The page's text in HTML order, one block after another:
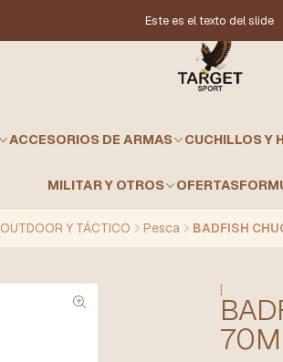
ACCESORIOS DE ARMAS CUCHILLOS Y
MILITAR Y OTROS OFERTAS
Este es el texto del slide
OUTDOOR Y TÁCTICO Pesca BADFISH
|